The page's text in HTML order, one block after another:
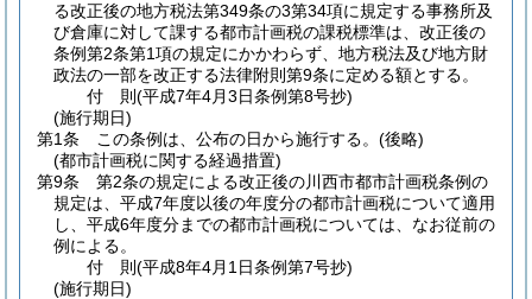
る改正後の地方税法第349条の3第34項に規定する事務所及
び倉庫に対して課する都市計画税の課税標準は、改正後の
条例第2条第1項の規定にかかわらず、地方税法及び地方財
政法の一部を改正する法律附則第9条に定める額とする。
付 則(平成7年4月3日条例第8号抄)
(施行期日)
第1条
この条例は、公布の日から施行する。 (後略)
(都市計画税に関する経過措置)
第9条
第2条の規定による改正後の川西市都市計画税条例の
規定は、平成7年度以後の年度分の都市計画税について適用
し、平成6年度分までの都市計画税については、なお従前の
例による。
付 則(平成8年4月1日条例第7号抄)
(施行期日)